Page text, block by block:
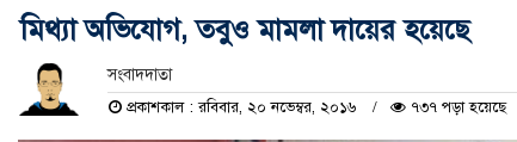
মিথ্যা অভিযোগ, তবুও মামলা দায়ের হয়েছে
সংবাদদাতা
প্রকাশকাল : রবিবার, ২০ নভেম্বর, ২০১৬ ৭৩৭ পড়া হয়েছে